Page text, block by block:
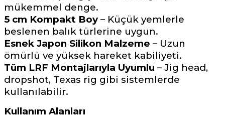
mükemmel denge.
5 cm Kompakt Boy– Küçük yemlerle
beslenen balık türlerine uygun.
Esnek Japon Silikon Malzeme – Uzun
ömürlü ve yüksek hareket kabiliyeti.
Tüm LRF Montajlarıyla Uyumlu – Jig head,
dropshot, Texas rig gibi sistemlerde
kullanılabilir.
Kullanım Alanları